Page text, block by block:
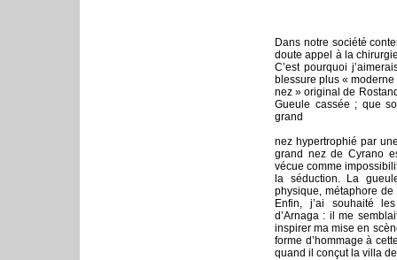
Dans notre société
doute appel à la
C’est pourquoi
blessure plus «
nez » original de
Gueule cassée ; que
grand
nez hypertrophié par
grand nez de Cyrano
vécue comme
la séduction. La
physique, métaphore
Enfin, j’ai souhaité
d’Arnaga : il me
inspirer ma mise en
forme d’hommage à
quand il conçut la villa